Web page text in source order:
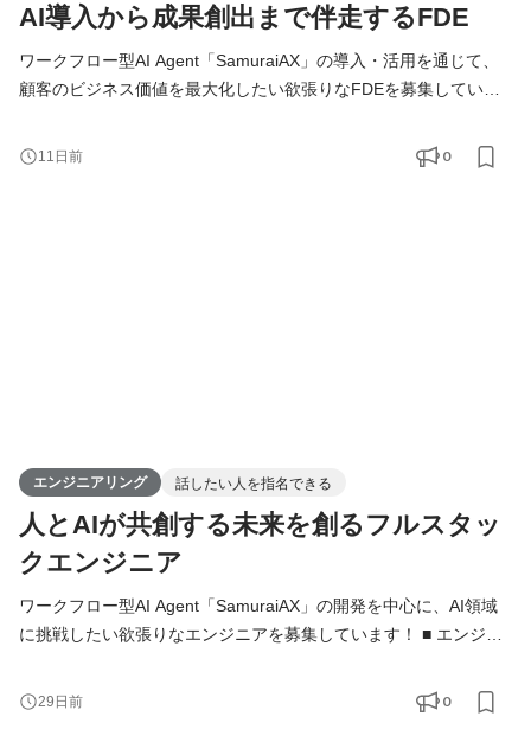
AI導入から成果創出まで伴走するFDE
ワークフロー型AI Agent「SamuraiAX」の導入・活用を通じて、
顧客のビジネス価値を最大化したい欲張りなFDEを募集していま
Deployed Engineer（FDE）のミッションは、お客様の業務に深く
入り込み、技術の力でAIDX（AI×DX）を成功に導くことです。お
11日前 0
エンジニアリング 話したい人を指名できる
人とAIが共創する未来を創るフルスタッ
クエンジニア
ワークフロー型AI Agent「SamuraiAX」の開発を中心に、AI領域
に挑戦したい欲張りなエンジニアを募集しています！ ■ エンジニ
トと事業を前に進める当事者です。 基本的には全員がフルスタッ
クエンジニアとして、バックエンド・フロントエンド・AI・イン
29日前 0